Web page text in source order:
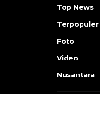
Top News
Terpopuler
Foto
Video
Nusantara